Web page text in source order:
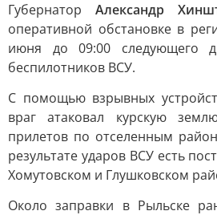
Губернатор Александр
оперативной обстановке в
июня до 09:00 следующего
беспилотников ВСУ.
С помощью взрывных
враг атаковал курскую
прилетов по отселенным
результате ударов ВСУ есть
Хомутовском и Глушковском
Около заправки в Рыльске